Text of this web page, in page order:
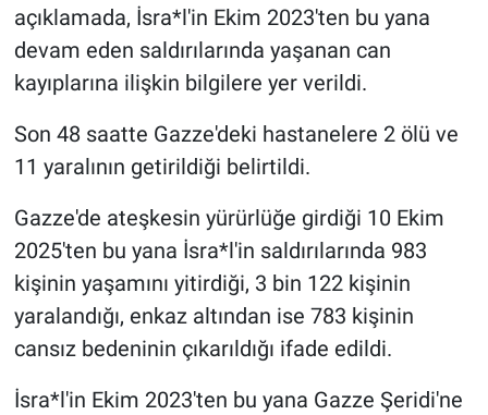
açıklamada, İsra*l'in Ekim 2023'ten bu yana
devam eden saldırılarında yaşanan can
kayıplarına ilişkin bilgilere yer verildi.
Son 48 saatte Gazze'deki hastanelere 2 ölü ve
11 yaralının getirildiği belirtildi.
Gazze'de ateşkesin yürürlüğe girdiği 10 Ekim
2025'ten bu yana İsra*l'in saldırılarında 983
kişinin yaşamını yitirdiği, 3 bin 122 kişinin
yaralandığı, enkaz altından ise 783 kişinin
cansız bedeninin çıkarıldığı ifade edildi.
İsra*l'in Ekim 2023'ten bu yana Gazze Şeridi'ne